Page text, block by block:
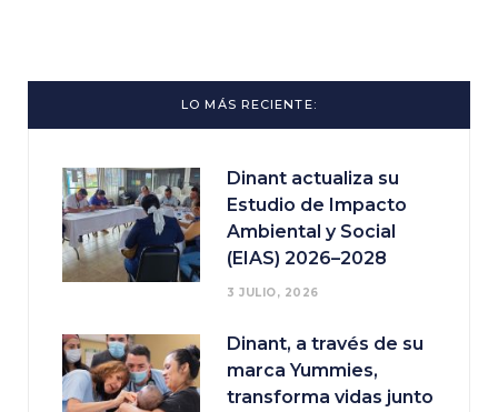
LO MÁS RECIENTE:
Dinant actualiza su
Estudio de Impacto
Ambiental y Social
(EIAS) 2026–2028
3 JULIO, 2026
Dinant, a través de su
marca Yummies,
transforma vidas junto